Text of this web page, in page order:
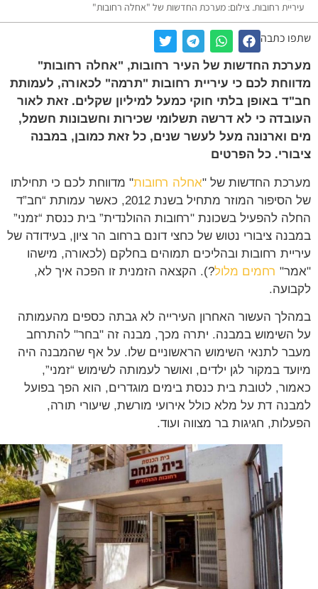
רחובות. צילום: מערכת החדשות של "אחלה רחובות"
כתבה
החדשות של העיר רחובות, "אחלה רחובות"
לכם כי עיריית רחובות "תרמה" לכאורה, לעמותת
באופן בלתי חוקי כמעל למיליון שקלים. זאת לאור
כי לא דרשה תשלומי שכירות וחשבונות חשמל,
וארנונה מעל לעשר שנים, כל זאת כמובן, במבנה
כל הפרטים
החדשות של "אחלה רחובות" מדווחת לכם כי תחילתו
של הסיפור המוזר מתחיל בשנת 2012, כאשר עמותת “חב”ד
להפעיל בשכונת "רחובות ההולנדית” בית כנסת “זמני”
ציבורי נטוש של כחצי דונם ברחוב הר ציון, בעידודה של
רחובות ובהליכים תמוהים בחלקם (לכאורה, מישהו
רחמים מלול?). הקצאה הזמנית זו הפכה איך לא,
העשור האחרון העירייה לא גבתה כספים מהעמותה
השימוש במבנה. יתרה מכך, מבנה זה "בחר" להתרחב
לתנאי השימוש הראשוניים שלו. על אף שהמבנה היה
במקור לגן ילדים, ואושר לעמותה לשימוש “זמני”,
לטובת בית כנסת בימים מוגדרים, הוא הפך בפועל
דת על מלא כולל אירועי מורשת, שיעורי תורה,
חגיגות בר מצווה ועוד.